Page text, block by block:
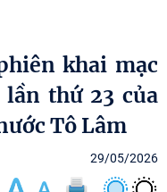
thứ 23 của
Tô Lâm
29/05/2026